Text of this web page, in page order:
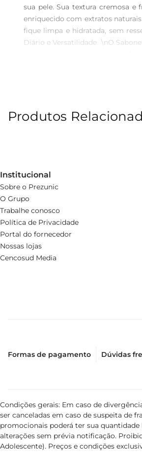
sua pele. Sua textura cremosa
enriquecido com extratos
fique limpa e hidratada, sem
Diário e Versatilidade  \nO
incorporadoà rotina de
Produtos
Institucional
Sobre o Prezunic
O Grupo
Trabalhe conosco
Política de Privacidade
Portal do fornecedor
Nossas lojas
Cencosud Media
Formas de pagamento Dúvidas
Condições gerais: Em caso de
ser canceladas em caso de suspeita de
promocionais poderá ter sua
alterações sem prévia notificação.
Adolescente). Preços e condições